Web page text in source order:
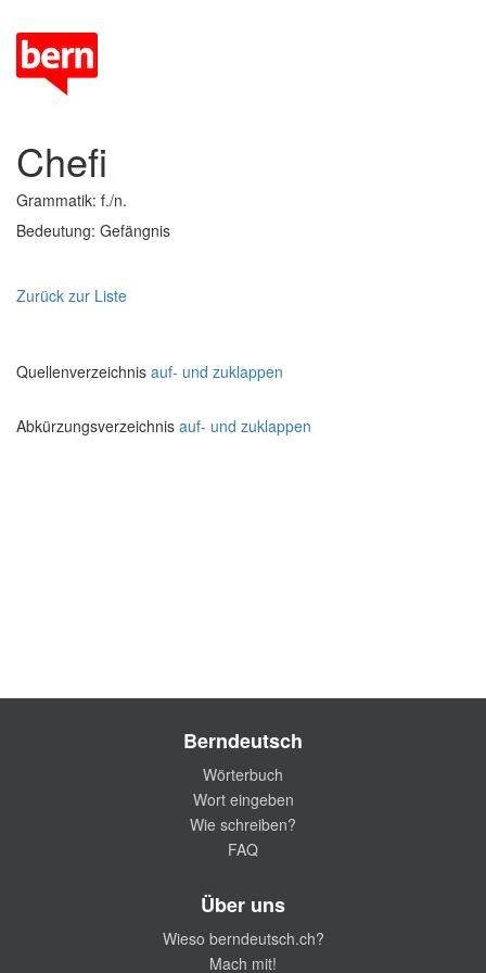
Chefi
Grammatik: f./n.
Bedeutung: Gefängnis
Zurück zur Liste
Quellenverzeichnis auf- und zuklappen
Abkürzungsverzeichnis auf- und zuklappen
Berndeutsch
Wörterbuch
Wort eingeben
Wie schreiben?
FAQ
Über uns
Wieso berndeutsch.ch?
Mach mit!